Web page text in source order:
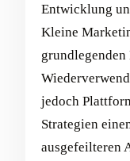
Entwicklung
Kleine
jedoch
Strategien
ausgefeilteren